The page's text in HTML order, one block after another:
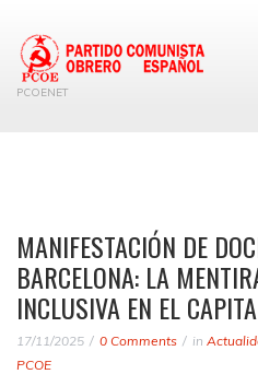
PCOENET
MANIFESTACIÓN DE
BARCELONA: LA
INCLUSIVA EN EL
17/11/2025 0 Comments in
PCOE